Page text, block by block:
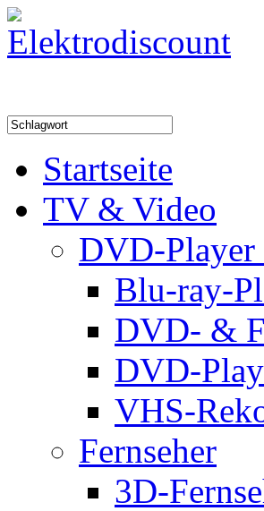
Startseite
TV & Video
DVD-Player
Blu-ray-
DVD- &
DVD-
VHS-
Fernseher
3D-